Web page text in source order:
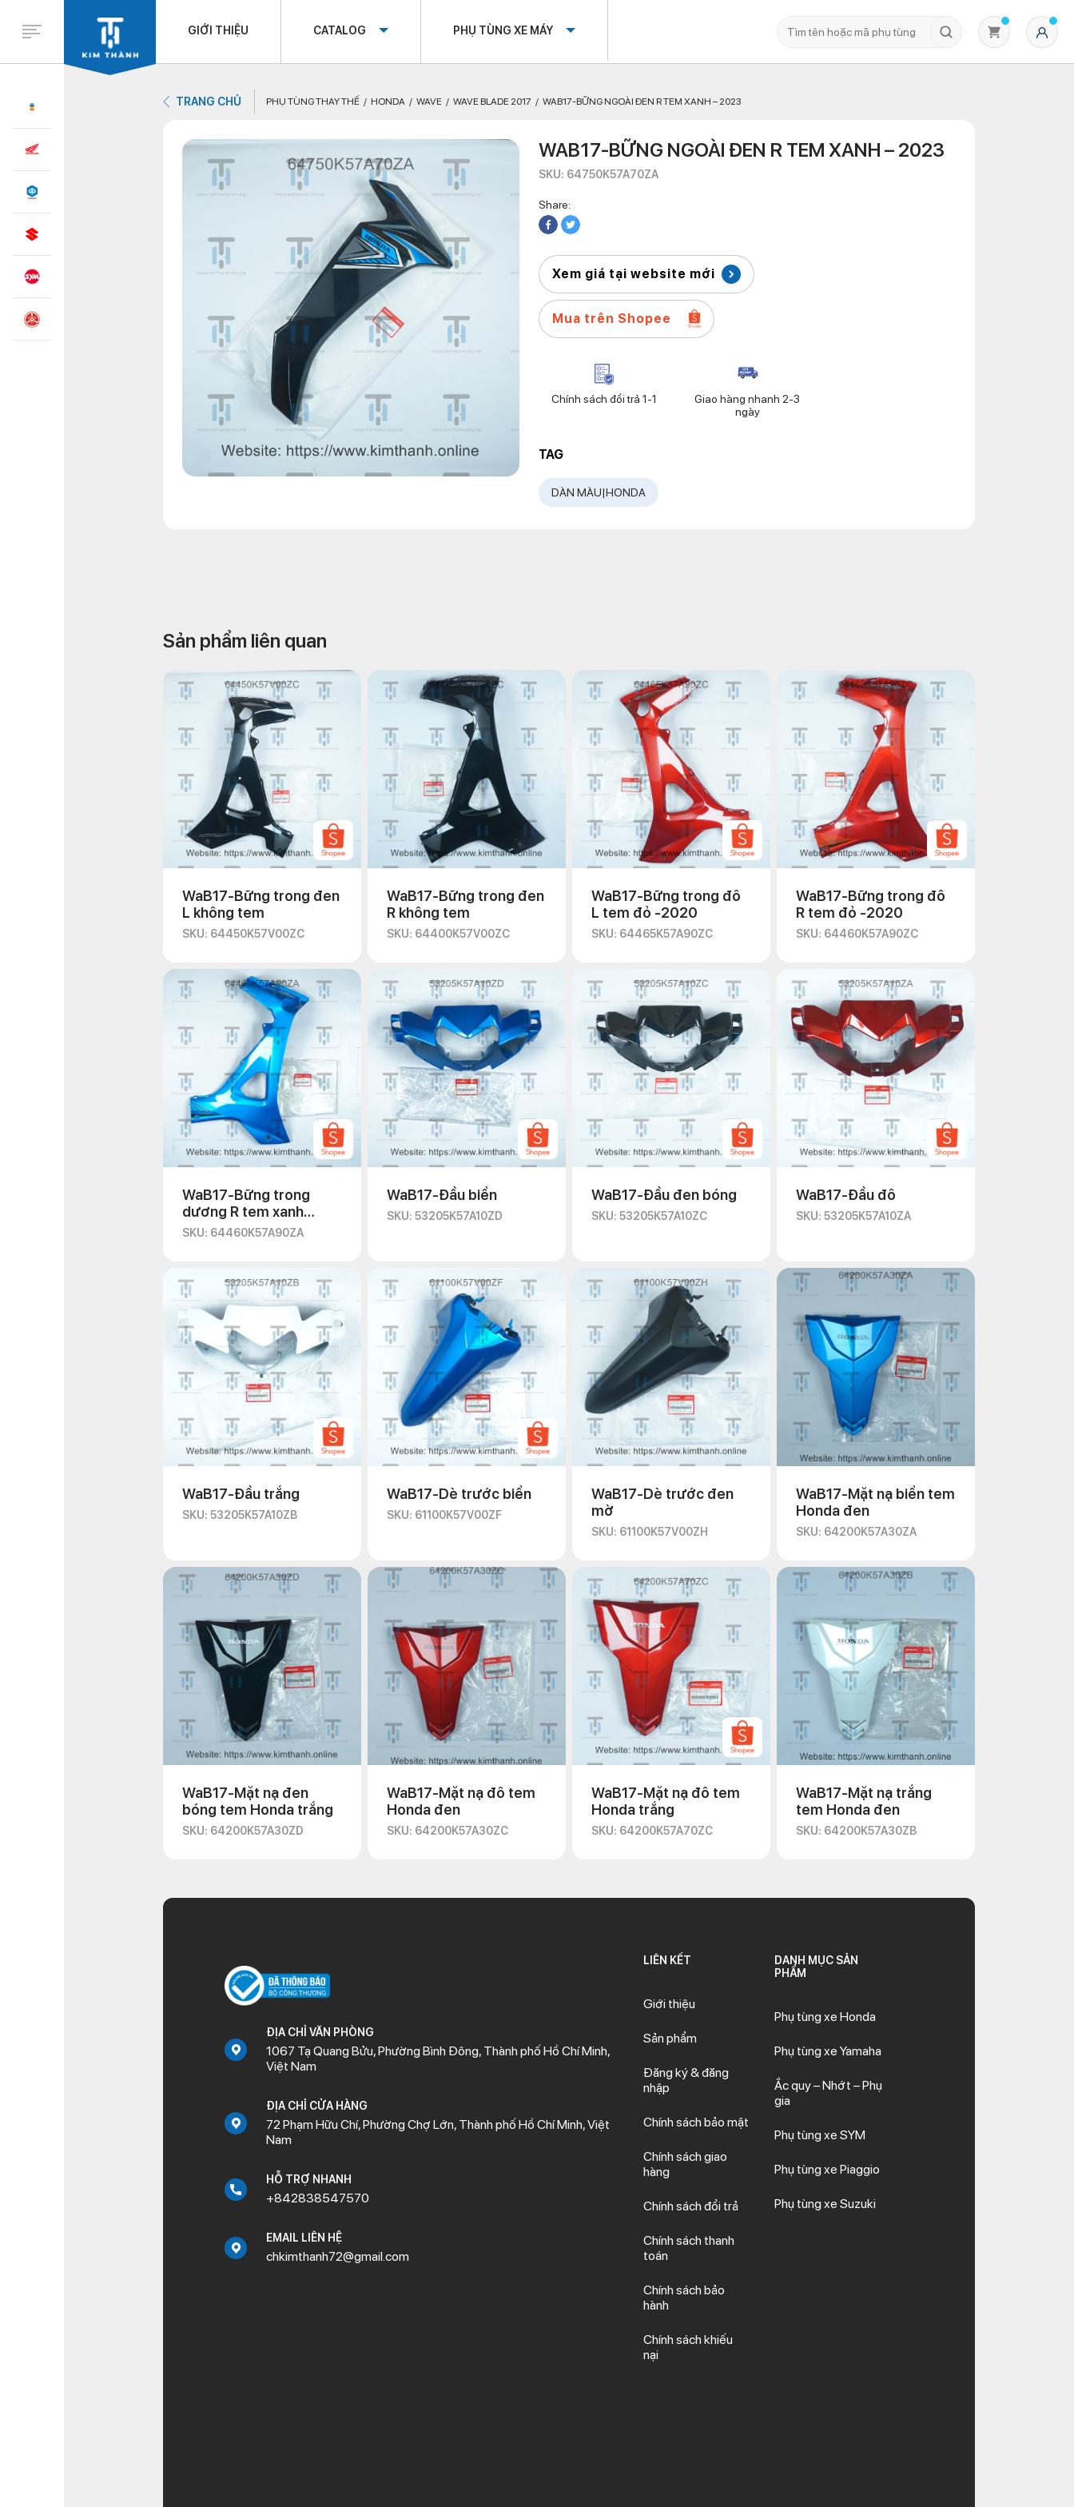
GIỚI THIỆU CATALOG PHỤ TÙNG XE MÁY
TRANG CHỦ PHỤ TÙNG THAY THẾ HONDA WAVE WAVE BLADE 2017 WAB17-BỮNG NGOÀI ĐEN R TEM XANH – 2023
WAB17-BỮNG NGOÀI ĐEN R TEM XANH – 2023
SKU: 64750K57A70ZA
Share:
Xem giá tại website mới
Mua trên Shopee
Chính sách đổi trả 1-1
Giao hàng nhanh 2-3
ngày
TAG
DÀN MÀU|HONDA
Sản phẩm liên quan
WaB17-Bững trong đen
L không tem
SKU: 64450K57V00ZC
WaB17-Bững trong đen
R không tem
SKU: 64400K57V00ZC
WaB17-Bững trong đô
L tem đỏ -2020
SKU: 64465K57A90ZC
WaB17-Bững trong đô
R tem đỏ -2020
SKU: 64460K57A90ZC
WaB17-Bững trong
dương R tem xanh
-2020
SKU: 64460K57A90ZA
WaB17-Đầu biển
SKU: 53205K57A10ZD
WaB17-Đầu đen bóng
SKU: 53205K57A10ZC
WaB17-Đầu đô
SKU: 53205K57A10ZA
WaB17-Đầu trắng
SKU: 53205K57A10ZB
WaB17-Dè trước biển
SKU: 61100K57V00ZF
WaB17-Dè trước đen
mờ
SKU: 61100K57V00ZH
WaB17-Mặt nạ biển tem
Honda đen
SKU: 64200K57A30ZA
WaB17-Mặt nạ đen
bóng tem Honda trắng
SKU: 64200K57A30ZD
WaB17-Mặt nạ đô tem
Honda đen
SKU: 64200K57A30ZC
WaB17-Mặt nạ đô tem
Honda trắng
SKU: 64200K57A70ZC
WaB17-Mặt nạ trắng
tem Honda đen
SKU: 64200K57A30ZB
ĐỊA CHỈ VĂN PHÒNG
1067 Tạ Quang Bửu, Phường Bình Đông, Thành phố Hồ Chí Minh,
Việt Nam
ĐỊA CHỈ CỬA HÀNG
72 Phạm Hữu Chí, Phường Chợ Lớn, Thành phố Hồ Chí Minh, Việt
Nam
HỖ TRỢ NHANH
+842838547570
EMAIL LIÊN HỆ
chkimthanh72@gmail.com
LIÊN KẾT
Giới thiệu
Sản phẩm
Đăng ký & đăng
nhập
Chính sách bảo mật
Chính sách giao
hàng
Chính sách đổi trả
Chính sách thanh
toán
Chính sách bảo
hành
Chính sách khiếu
nại
DANH MỤC SẢN
PHẨM
Phụ tùng xe Honda
Phụ tùng xe Yamaha
Ắc quy – Nhớt – Phụ
gia
Phụ tùng xe SYM
Phụ tùng xe Piaggio
Phụ tùng xe Suzuki